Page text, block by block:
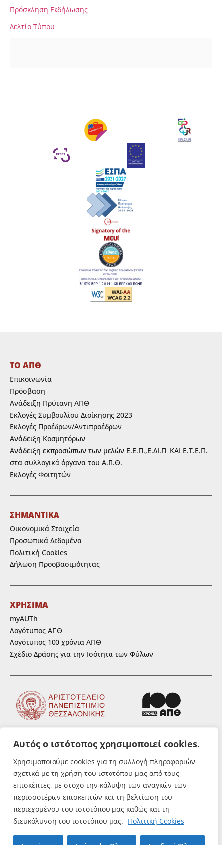
Αυτός ο ιστότοπος χρησιμοποιεί cookies.
Χρησιμοποιούμε cookies για τη συλλογή πληροφοριών
σχετικά με τη χρήση του ιστοτόπου μας από τους
επισκέπτες, με στόχο την κάλυψη των αναγκών των
περισσοτέρων επισκεπτών και τη βελτίωση του
περιεχομένου του ιστοτόπου μας καθώς και τη
διευκόλυνση του ιστοτόπου μας. Πολιτική Cookies
Πρόσκληση Εκδήλωσης
Δελτίο Τύπου
ΤΟ ΑΠΘ
Επικοινωνία
Πρόσβαση
Ανάδειξη Πρύτανη ΑΠΘ
Εκλογές Συμβουλίου Διοίκησης 2023
Εκλογές Προέδρων/Αντιπροέδρων
Ανάδειξη Κοσμητόρων
Ανάδειξη εκπροσώπων των μελών Ε.Ε.Π.,Ε.ΔΙ.Π. ΚΑΙ Ε.Τ.Ε.Π.
στα συλλογικά όργανα του Α.Π.Θ.
Εκλογές Φοιτητών
ΣΗΜΑΝΤΙΚΑ
Οικονομικά Στοιχεία
Προσωπικά Δεδομένα
Πολιτική Cookies
Δήλωση Προσβασιμότητας
ΧΡΗΣΙΜΑ
myAUTh
Λογότυπος ΑΠΘ
Λογότυπος 100 χρόνια ΑΠΘ
Σχέδιο Δράσης για την Ισότητα των Φύλων
© Αριστοτέλειο Πανεπιστήμιο